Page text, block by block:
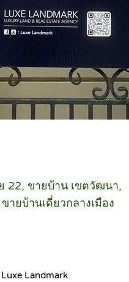
22, ขายบ้าน เขตวัฒนา,
ยบ้านเดี่ยวกลางเมือง
Luxe Landmark